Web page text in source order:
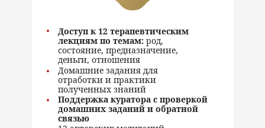
Доступ к 12 терапевтическим
лекциям по темам: род,
состояние, предназначение,
деньги, отношения
Домашние задания для
отработки и практики
полученных знаний
Поддержка куратора с проверкой
домашних заданий и обратной
связью